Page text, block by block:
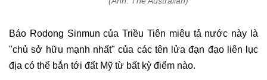
Báo Rodong Sinmun của Triều Tiên miêu tả nước này là
"chủ sở hữu mạnh nhất" của các tên lửa đạn đạo liên lục
địa có thể bắn tới đất Mỹ từ bất kỳ điểm nào.